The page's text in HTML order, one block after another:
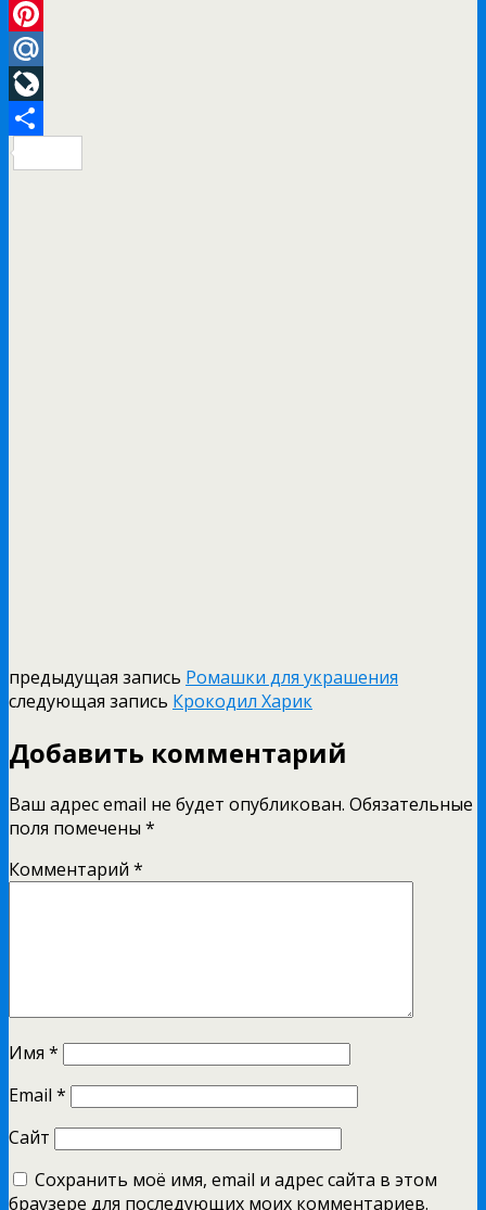
Odnoklassniki
Pinterest
Mail.Ru
LiveJournal
предыдущая запись Ромашки для украшения
следующая запись Крокодил Харик
Добавить комментарий
Ваш адрес email не будет опубликован. Обязательные
поля помечены *
Комментарий *
Имя *
Email *
Сайт
Сохранить моё имя, email и адрес сайта в этом
браузере для последующих моих комментариев.